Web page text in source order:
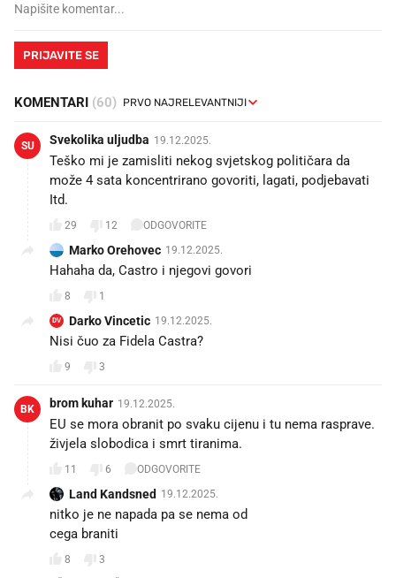
PRIJAVITE SE
KOMENTARI (60)
SU Svekolika uljudba 19.12.2025.
Teško mi je zamisliti nekog svjetskog političara da
može 4 sata koncentrirano govoriti, lagati, podjebavati
Itd.
29 12 ODGOVORITE
Marko Orehovec 19.12.2025.
Hahaha da, Castro i njegovi govori 😁
8 1
DV Darko Vincetic 19.12.2025.
Nisi čuo za Fidela Castra?
9 3
BK brom kuhar 19.12.2025.
EU se mora obranit po svaku cijenu i tu nema rasprave.
živjela slobodica i smrt tiranima.
11 6 ODGOVORITE
Land Kandsned 19.12.2025.
nitko je ne napada pa se nema od
cega braniti
8
3